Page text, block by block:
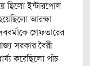
ছিলো ইন্টারপোল
আরক্ষা
গ্রেফতারের
সরকার বৈরী
করেছিলো পাঁচ